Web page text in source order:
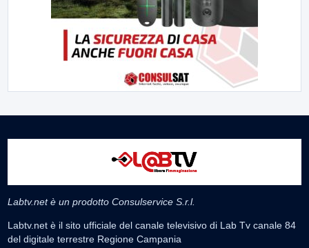
Labtv.net è un prodotto Consulservice S.r.l.
Labtv.net è il sito ufficiale del canale televisivo di Lab Tv canale 84
del digitale terrestre Regione Campania